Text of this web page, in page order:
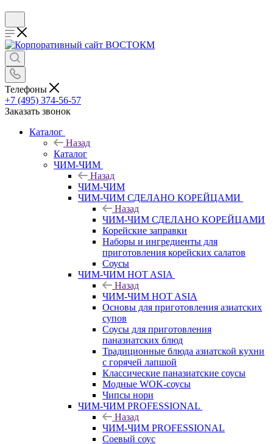
Телефоны
+7 (495) 374-56-57
Заказать звонок
Каталог
Назад
Каталог
ЧИМ-ЧИМ
Назад
ЧИМ-ЧИМ
ЧИМ-ЧИМ СДЕЛАНО КОРЕЙЦАМИ
Назад
ЧИМ-ЧИМ СДЕЛАНО КОРЕЙЦАМИ
Корейские заправки
Наборы и ингредиенты для
приготовления корейских салатов
Соусы
ЧИМ-ЧИМ HOT ASIA
Назад
ЧИМ-ЧИМ HOT ASIA
Основы для приготовления азиатских
супов
Соусы для приготовления
паназиатских блюд
Традиционные блюда азиатской кухни
с горячей лапшой
Классические паназиатские соусы
Модные WOK-соусы
Чипсы нори
ЧИМ-ЧИМ PROFESSIONAL
Назад
ЧИМ-ЧИМ PROFESSIONAL
Соевый соус